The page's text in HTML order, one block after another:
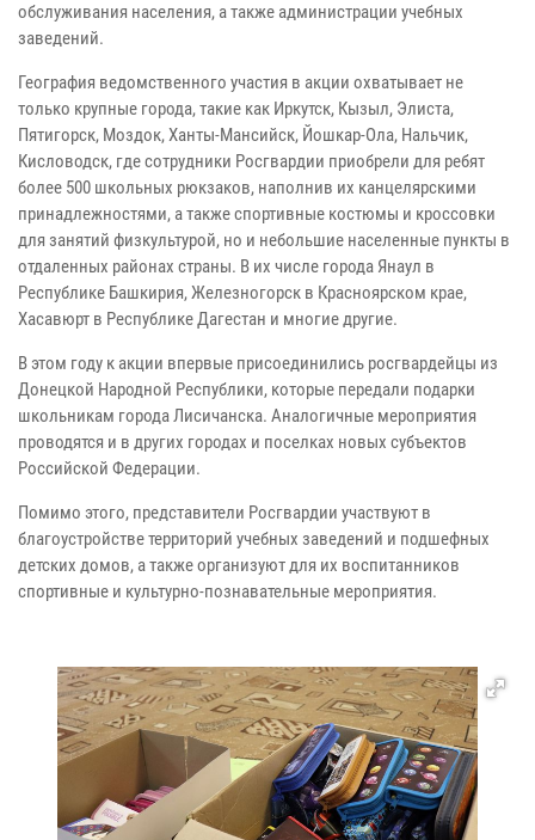
обслуживания населения, а также администрации учебных
заведений.
География ведомственного участия в акции охватывает не
только крупные города, такие как Иркутск, Кызыл, Элиста,
Пятигорск, Моздок, Ханты-Мансийск, Йошкар-Ола, Нальчик,
Кисловодск, где сотрудники Росгвардии приобрели для ребят
более 500 школьных рюкзаков, наполнив их канцелярскими
принадлежностями, а также спортивные костюмы и кроссовки
для занятий физкультурой, но и небольшие населенные пункты в
отдаленных районах страны. В их числе города Янаул в
Республике Башкирия, Железногорск в Красноярском крае,
Хасавюрт в Республике Дагестан и многие другие.
В этом году к акции впервые присоединились росгвардейцы из
Донецкой Народной Республики, которые передали подарки
школьникам города Лисичанска. Аналогичные мероприятия
проводятся и в других городах и поселках новых субъектов
Российской Федерации.
Помимо этого, представители Росгвардии участвуют в
благоустройстве территорий учебных заведений и подшефных
детских домов, а также организуют для их воспитанников
спортивные и культурно-познавательные мероприятия.